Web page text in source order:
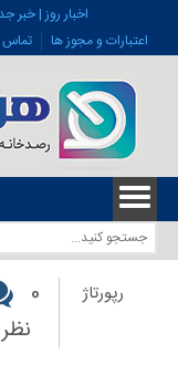
اخبار روز | خبر
اعتبارات و مجوز ها
تماس
رپورتاژ
0
نظر